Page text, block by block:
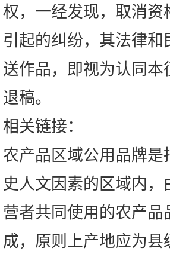
权，一经发现，取消
引起的纠纷，其法律
送作品，即视为认同
退稿。
相关链接：
农产品区域公用品牌
史人文因素的区域内
营者共同使用的农产品
成，原则上产地应为